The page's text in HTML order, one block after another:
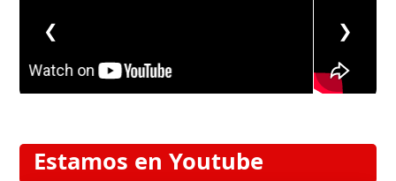
❮ ❯
Estamos en Youtube